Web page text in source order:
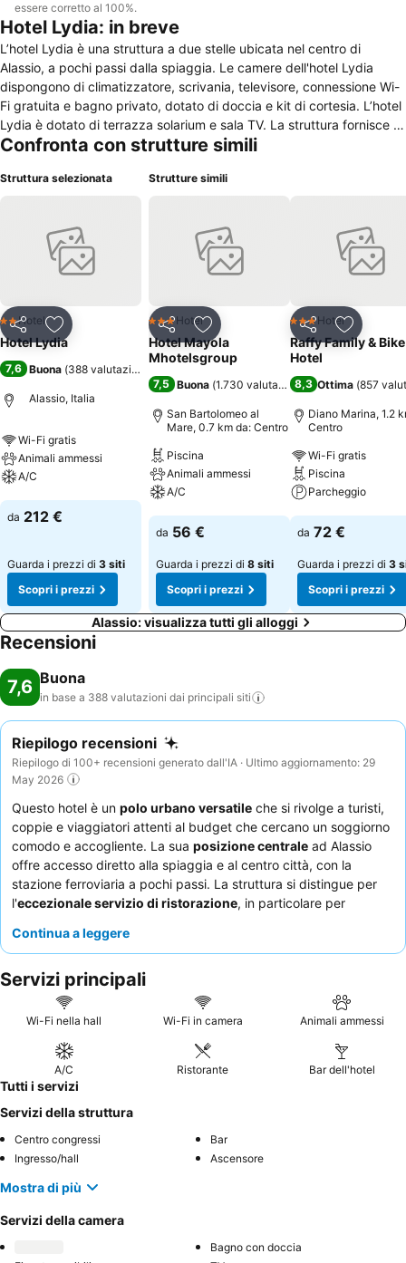
essere corretto al 100%.
Hotel Lydia: in breve
L’hotel Lydia è una struttura a due stelle ubicata nel centro di
Alassio, a pochi passi dalla spiaggia. Le camere dell'hotel Lydia
dispongono di climatizzatore, scrivania, televisore, connessione Wi-
Fi gratuita e bagno privato, dotato di doccia e kit di cortesia. L’hotel
Lydia è dotato di terrazza solarium e sala TV. La struttura fornisce il
servizio di deposito bagagli e mette a disposizione delle cassette di
colazione a buffet è compresa nel prezzo del pernottamento. La
celebre Muretto si può raggiungere con una passeggiata di nove
minuti. I Giardini di Villa della Pergola sono a 1,5 km, il Santuario della
Madonna della Guardia a otto km. La stazione ferroviaria si trova a
Confronta con strutture simili
Struttura selezionata
CondividiAggiungi ai preferiti
2 Stelle
Hotel
Hotel Lydia
7,6 Buona (388 valutazioni
Alassio, Italia
Wi-Fi gratis
Animali ammessi
A/C
Scopri i prezzi
da 212 €
Guarda i prezzi di 3 siti
Scopri i prezzi
Strutture simili
CondividiAggiungi ai preferiti
3 StelleHotel
Hotel Mayola
Mhotelsgroup
7,5 Buona (1.730 valutazioni)
San Bartolomeo al
Mare, 0.7 km da: Centro
Piscina
Animali ammessi
A/C
Scopri i prezzi
da 56 €
Guarda i prezzi di 8 siti
Scopri i prezzi
Condividi
3 StelleHotel
Raffy Family & Bike
Hotel
8,3 Ottima (857
Diano Marina, 1.2
Centro
Wi-Fi gratis
Piscina
Parcheggio
Scopri i prezzi
da 72 €
Guarda i prezzi di 3
Scopri i prezzi
Alassio: visualizza tutti gli alloggi
Recensioni
7,6 Buona
in base a 388 valutazioni dai principali siti
Riepilogo recensioni
Riepilogo di 100+ recensioni generato dall'IA · Ultimo aggiornamento: 29
May 2026
Questo hotel è un polo urbano versatile che si rivolge a turisti,
coppie e viaggiatori attenti al budget che cercano un soggiorno
comodo e accogliente. La sua posizione centrale ad Alassio
offre accesso diretto alla spiaggia e al centro città, con la
stazione ferroviaria a pochi passi. La struttura si distingue per
l'eccezionale servizio di ristorazione, in particolare per
mezza pensione. Gli ospiti sottolineano costantemente lo
un'esperienza più tranquilla, si consiglia di richiedere una
camera non affacciata sulla strada.
Continua a leggere
Servizi principali
Wi-Fi nella hall Wi-Fi in camera Animali ammessi
A/C Ristorante Bar dell'hotel
Tutti i servizi
Servizi della struttura
Centro congressi
Bar
Ingresso/hall
Ascensore
Mostra di più
Servizi della camera
Bagno con doccia